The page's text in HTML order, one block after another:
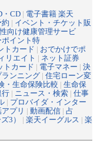
・CD | 電子書籍 楽天
| イベント・チケット販
向け健康管理サービ
イント特
トカード | おでかけでポ
リエイト | ネット証券
トカード | 電子マネー | 決
ンニング | 住宅ローン変
・生命保険比較 | 生命保
行 | ニュース・検索 | 仕事
| プロバイダ・インター
プリ | 動画配信 | 占
3） | 楽天イーグルス | 楽